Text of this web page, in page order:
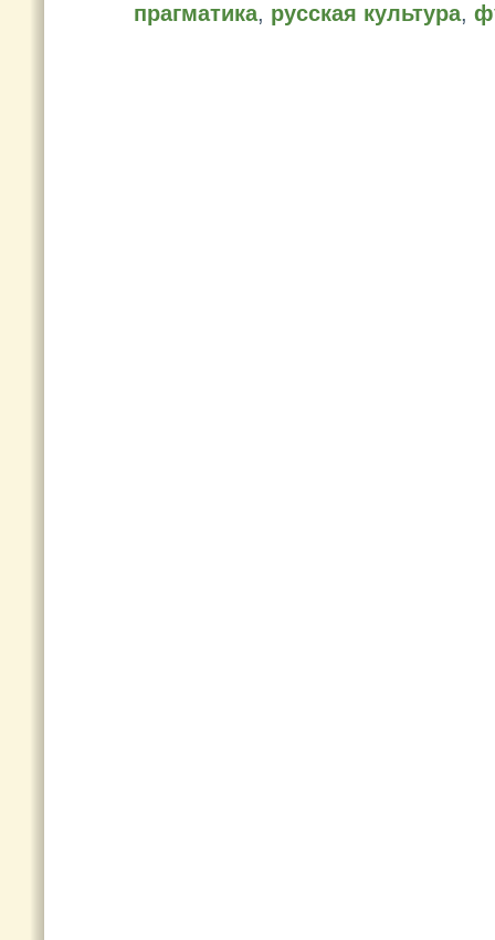
прагматика, русская культура,